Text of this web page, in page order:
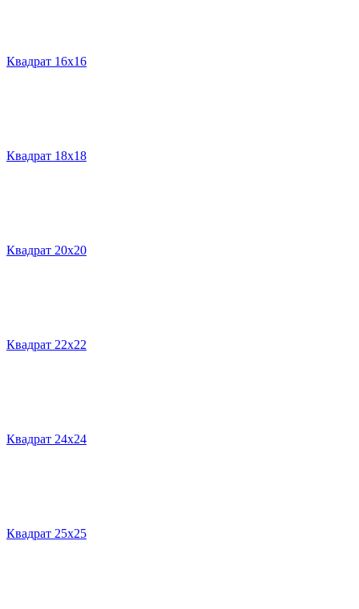
Квадрат 16х16
Квадрат 18х18
Квадрат 20х20
Квадрат 22х22
Квадрат 24х24
Квадрат 25х25